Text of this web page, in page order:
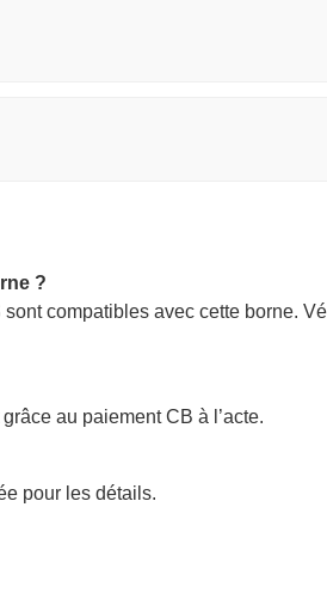
?
compatibles avec cette borne.
au paiement CB à l’acte.
pour les détails.